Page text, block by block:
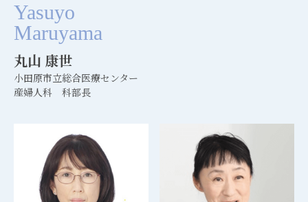
Yasuyo
Maruyama
丸山 康世
小田原市立総合医療センター
産婦人科 科部長